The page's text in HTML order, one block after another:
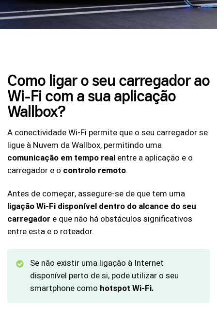
Como ligar o seu carregador ao
Wi-Fi com a sua aplicação
Wallbox?
A conectividade Wi-Fi permite que o seu carregador se
ligue à Nuvem da Wallbox, permitindo uma
comunicação em tempo real entre a aplicação e o
carregador e o controlo remoto.
Antes de começar, assegure-se de que tem uma
ligação Wi-Fi disponível dentro do alcance do seu
carregador e que não há obstáculos significativos
entre esta e o roteador.
Se não existir uma ligação à Internet
disponível perto de si, pode utilizar o seu
smartphone como hotspot Wi-Fi.